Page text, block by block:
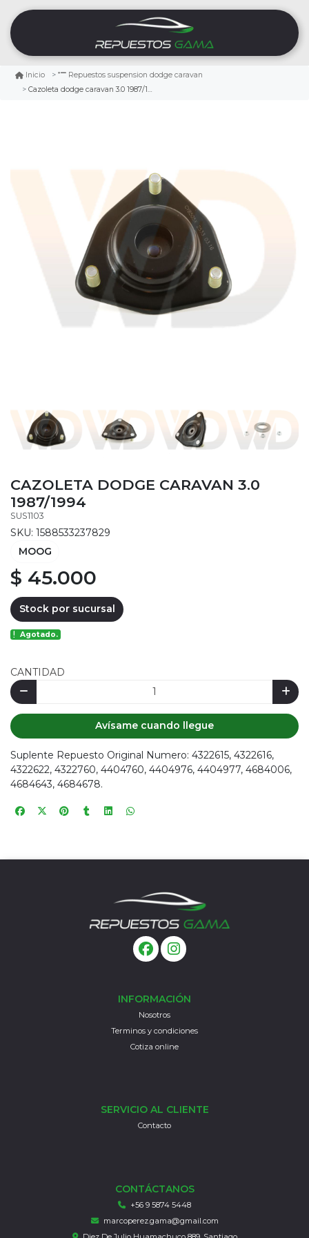
Inicio
Repuestos suspension dodge caravan
Cazoleta dodge caravan 3.0 1987/1994
CAZOLETA DODGE CARAVAN 3.0
1987/1994
SUS1103
SKU: 1588533237829
MOOG
$ 45.000
Stock por sucursal
Agotado.
CANTIDAD
Avísame cuando llegue
Suplente Repuesto Original Numero: 4322615, 4322616,
4322622, 4322760, 4404760, 4404976, 4404977, 4684006,
4684643, 4684678.
INFORMACIÓN
Nosotros
Terminos y condiciones
Cotiza online
SERVICIO AL CLIENTE
Contacto
CONTÁCTANOS
+56 9 5874 5448
marcoperez.gama@gmail.com